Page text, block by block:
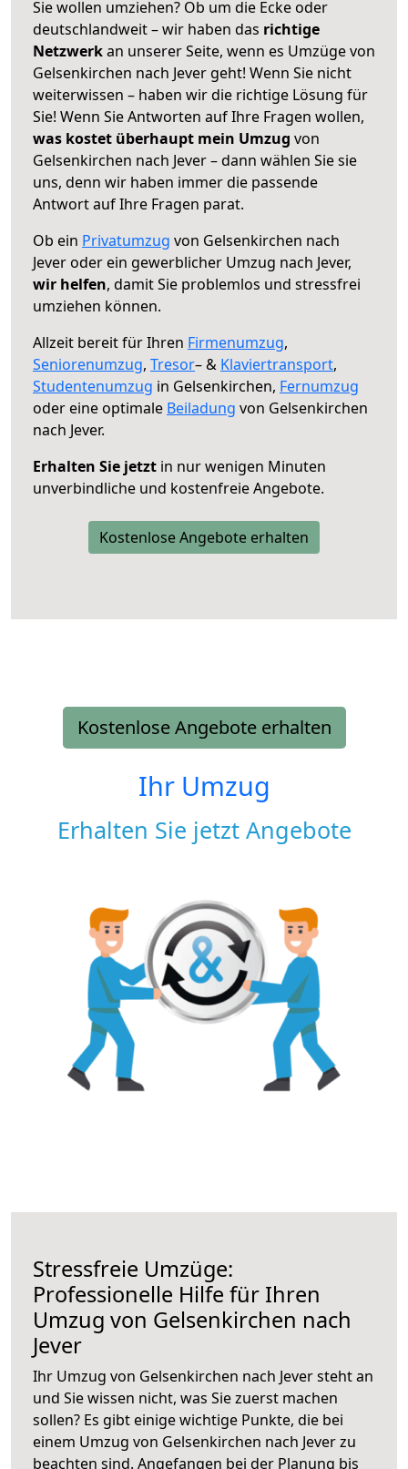
Sie wollen umziehen? Ob um die Ecke oder
deutschlandweit – wir haben das richtige
Netzwerkan unserer Seite, wenn es Umzüge von
Gelsenkirchen nach Jever geht! Wenn Sie nicht
weiterwissen – haben wir die richtige Lösung für
Sie! Wenn Sie Antworten auf Ihre Fragen wollen,
was kostet überhaupt mein Umzug von
Gelsenkirchen nach Jever – dann wählen Sie sie
uns, denn wir haben immer die passende
Antwort auf Ihre Fragen parat.
Ob ein Privatumzug von Gelsenkirchen nach
Jever oder ein gewerblicher Umzug nach Jever,
wir helfen, damit Sie problemlos und stressfrei
umziehen können.
Allzeit bereit für Ihren Firmenumzug,
Seniorenumzug, Tresor– & Klaviertransport,
Studentenumzug in Gelsenkirchen, Fernumzug
oder eine optimale Beiladung von Gelsenkirchen
nach Jever.
Erhalten Sie jetzt in nur wenigen Minuten
unverbindliche und kostenfreie Angebote.
Kostenlose Angebote erhalten
Kostenlose Angebote erhalten
Ihr Umzug
Erhalten Sie jetzt Angebote
Stressfreie Umzüge:
Professionelle Hilfe für Ihren
Umzug von Gelsenkirchen nach
Jever
Ihr Umzug von Gelsenkirchen nach Jever steht an
und Sie wissen nicht, was Sie zuerst machen
sollen? Es gibt einige wichtige Punkte, die bei
einem Umzug von Gelsenkirchen nach Jever zu
beachten sind. Angefangen bei der Planung bis